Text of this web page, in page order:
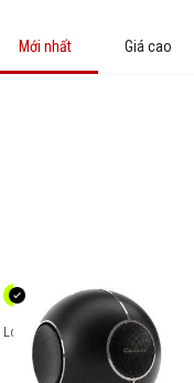
Mới nhất Giá cao
Loa Cabasse The Pearl Myuki